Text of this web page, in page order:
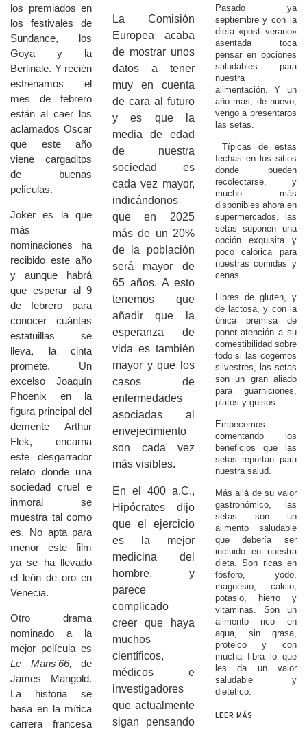
los premiados en
los festivales de
Sundance, los
Goya y la
Berlinale. Y recién
estrenamos el
mes de febrero
están al caer los
aclamados Oscar
que este año
viene cargaditos
de buenas
películas.
Joker es la que
más
nominaciones ha
recibido este año
y aunque habrá
que esperar al 9
de febrero para
conocer cuántas
estatuillas se
lleva, la cinta
promete. Un
excelso Joaquín
Phoenix en la
figura principal del
demente Arthur
Flek, encarna
este desgarrador
relato donde una
sociedad cruel e
inmoral se
muestra tal como
es. No apta para
menor este film
ya se ha llevado
el león de oro en
Venecia.
Otro drama
nominado a la
mejor película es
Le Mans’66, de
James Mangold.
La historia se
basa en la mítica
carrera francesa
La Comisión
Europea acaba
de mostrar unos
datos a tener
muy en cuenta
de cara al futuro
y es que la
media de edad
de nuestra
sociedad es
cada vez mayor,
indicándonos
que en 2025
más de un 20%
de la población
será mayor de
65 años. A esto
tenemos que
añadir que la
esperanza de
vida es también
mayor y que los
casos de
enfermedades
asociadas al
envejecimiento
son cada vez
más visibles.
En el 400 a.C.,
Hipócrates dijo
que el ejercicio
es la mejor
medicina del
hombre, y
parece
complicado
creer que haya
muchos
científicos,
médicos e
investigadores
que actualmente
sigan pensando
Pasado ya
septiembre y con la
dieta «post verano»
asentada toca
pensar en opciones
saludables para
nuestra
alimentación. Y un
año más, de nuevo,
vengo a presentaros
las setas.
Típicas de estas
fechas en los sitios
donde pueden
recolectarse, y
mucho más
disponibles ahora en
supermercados, las
setas suponen una
opción exquisita y
poco calórica para
nuestras comidas y
cenas.
Libres de gluten, y
de lactosa, y con la
única premisa de
poner atención a su
comestibilidad sobre
todo si las cogemos
silvestres, las setas
son un gran aliado
para guarniciones,
platos y guisos.
Empecemos
comentando los
beneficios que las
setas reportan para
nuestra salud.
Más allá de su valor
gastronómico, las
setas son un
alimento saludable
que debería ser
incluido en nuestra
dieta. Son ricas en
fósforo, yodo,
magnesio, calcio,
potasio, hierro y
vitaminas. Son un
alimento rico en
agua, sin grasa,
proteico y con
mucha fibra lo que
les da un valor
saludable y
dietético.
LEER MÁS